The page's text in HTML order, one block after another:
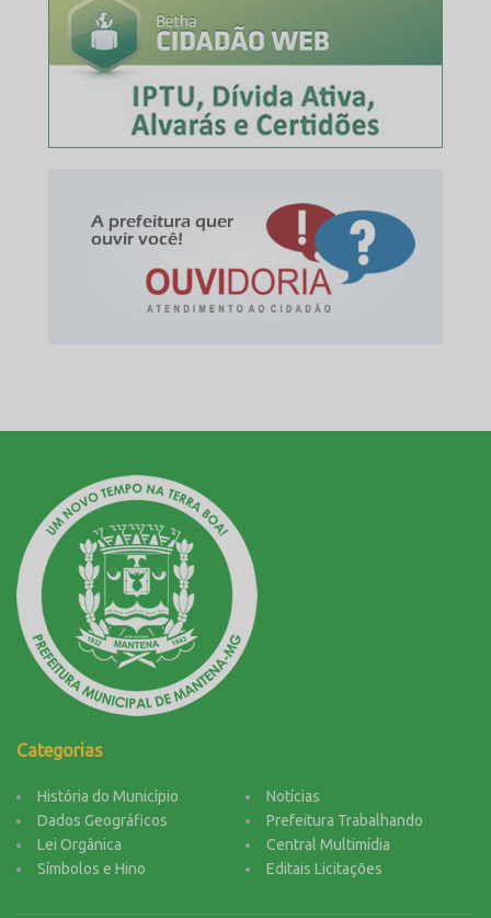
Categorias
História do Município
Dados Geográficos
Lei Orgânica
Símbolos e Hino
Notícias
Prefeitura Trabalhando
Central Multimídia
Editais Licitações